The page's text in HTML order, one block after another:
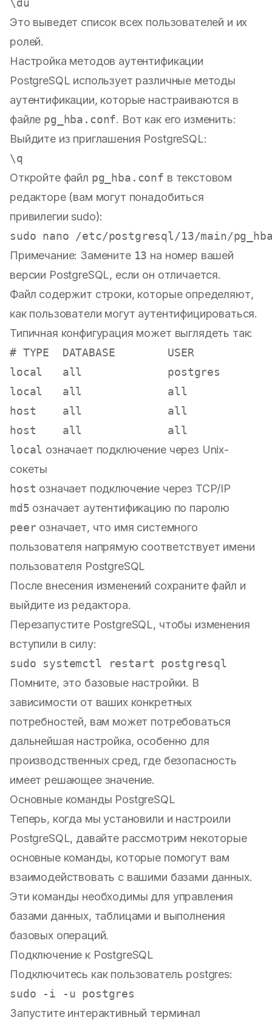
Это выведет список всех пользователей и их
ролей.
Настройка методов аутентификации
PostgreSQL использует различные методы
аутентификации, которые настраиваются в
файле pg_hba.conf. Вот как его изменить:
Выйдите из приглашения PostgreSQL:
Откройте файл pg_hba.conf в текстовом
редакторе (вам могут понадобиться
привилегии sudo):
sudo
Примечание: Замените 13 на номер вашей
версии PostgreSQL, если он отличается.
Файл содержит строки, которые определяют,
как пользователи могут аутентифицироваться.
Типичная конфигурация может выглядеть так:
# TYPE  DATABASE        USER
local   all             postgres
local   all             all
host    all             all
local означает подключение через Unix-
сокеты
host означает подключение через TCP/IP
md5 означает аутентификацию по паролю
peerозначает, что имя системного
пользователя напрямую соответствует имени
пользователя PostgreSQL
После внесения изменений сохраните файл и
выйдите из редактора.
Перезапустите PostgreSQL, чтобы изменения
вступили в силу:
sudo
Помните, это базовые настройки. В
зависимости от ваших конкретных
потребностей, вам может потребоваться
дальнейшая настройка, особенно для
производственных сред, где безопасность
имеет решающее значение.
Основные команды PostgreSQL
Теперь, когда мы установили и настроили
PostgreSQL, давайте рассмотрим некоторые
основные команды, которые помогут вам
взаимодействовать с вашими базами данных.
Эти команды необходимы для управления
базами данных, таблицами и выполнения
базовых операций.
Подключение к PostgreSQL
Подключитесь как пользователь postgres:
sudo
Запустите интерактивный терминал